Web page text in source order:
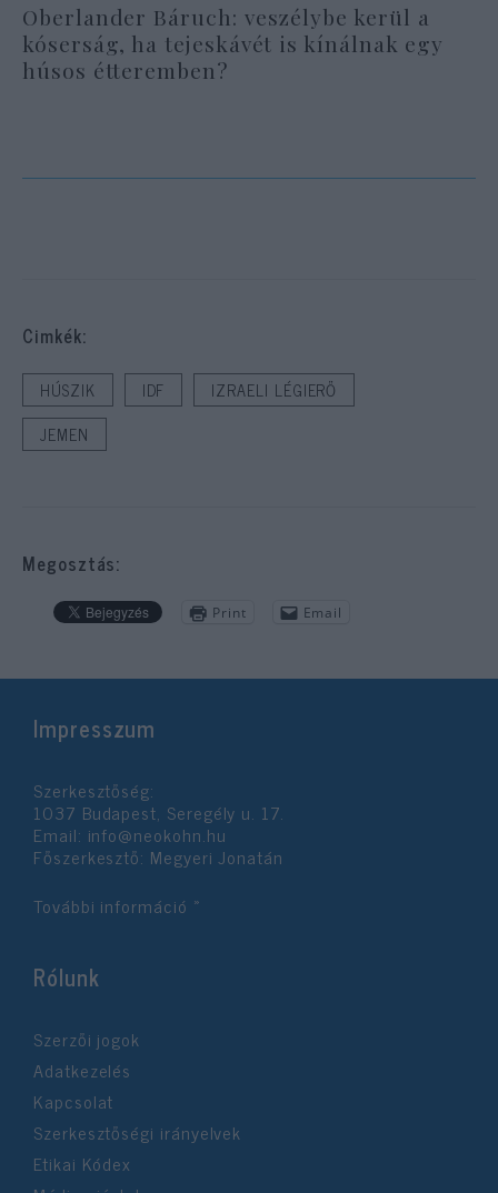
Oberlander Báruch: veszélybe kerül a
kóserság, ha tejeskávét is kínálnak egy
húsos étteremben?
Cimkék:
HÚSZIK IDF
IZRAELI LÉGIERŐ
JEMEN
Megosztás:
Print Email
Impresszum
Szerkesztőség:
1037 Budapest, Seregély u. 17.
Email: info@neokohn.hu
Főszerkesztő: Megyeri Jonatán
További információ »
Rólunk
Szerzői jogok
Adatkezelés
Kapcsolat
Szerkesztőségi irányelvek
Etikai Kódex